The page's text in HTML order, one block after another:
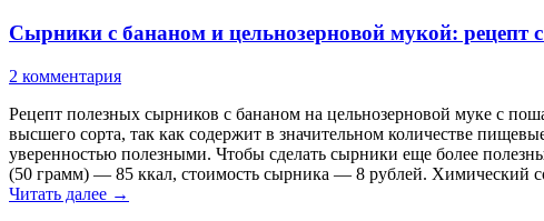
Сырники с бананом и цельнозерновой мукой: рецепт
2 комментария
Рецепт полезных сырников с бананом на цельнозерновой муке с
высшего сорта, так как содержит в значительном количестве
уверенностью полезными. Чтобы сделать сырники еще более
(50 грамм) — 85 ккал, стоимость сырника — 8 рублей. Химический
Читать далее →